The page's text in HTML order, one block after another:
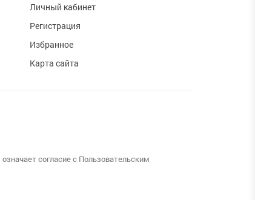
Личный кабинет
Регистрация
Избранное
Карта сайта
согласие с Пользовательским